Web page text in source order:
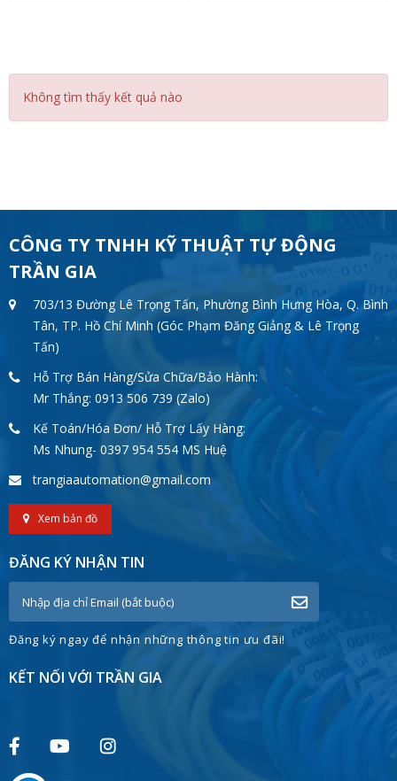
Không tìm thấy kết quả nào
CÔNG TY TNHH KỸ THUẬT TỰ ĐỘNG
TRẦN GIA
703/13 Đường Lê Trọng Tấn, Phường Bình Hưng Hòa, Q. Bình
Tân, TP. Hồ Chí Minh (Góc Phạm Đăng Giảng & Lê Trọng
Tấn)
Hỗ Trợ Bán Hàng/Sửa Chữa/Bảo Hành:
Mr Thắng: 0913 506 739 (Zalo)
Kế Toán/Hóa Đơn/ Hỗ Trợ Lấy Hàng:
Ms Nhung- 0397 954 554 MS Huệ
trangiaautomation@gmail.com
Xem bản đồ
ĐĂNG KÝ NHẬN TIN
Đăng ký ngay để nhận những thông tin ưu đãi!
KẾT NỐI VỚI TRẦN GIA